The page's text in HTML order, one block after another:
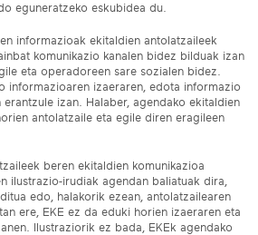
eguneratzeko eskubidea du.
informazioak ekitaldien antolatzaileek
komunikazio kanalen bidez bilduak izan
eta operadoreen sare sozialen bidez.
informazioaren izaeraren, edota informazio
izan. Halaber, agendako ekitaldien
antolatzaile eta egile diren eragileen
beren ekitaldien komunikazioa
ilustrazio-irudiak agendan baliatuak dira,
edo, halakorik ezean, antolatzailearen
ere, EKE ez da eduki horien izaeraren eta
Ilustraziorik ez bada, EKEk agendako